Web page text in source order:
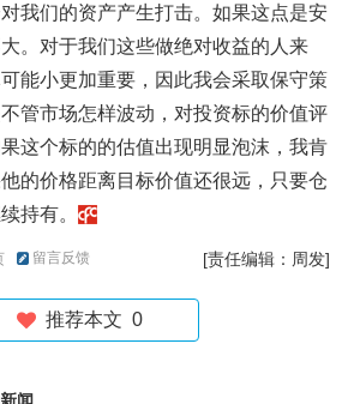
我们的资产产生打击。如果这点是安
。对于我们这些做绝对收益的人来
能小更加重要，因此我会采取保守策
管市场怎样波动，对投资标的价值评
这个标的的估值出现明显泡沫，我肯
的价格距离目标价值还很远，只要仓
持有。
留言反馈 [责任编辑：周发]
推荐本文 0
闻